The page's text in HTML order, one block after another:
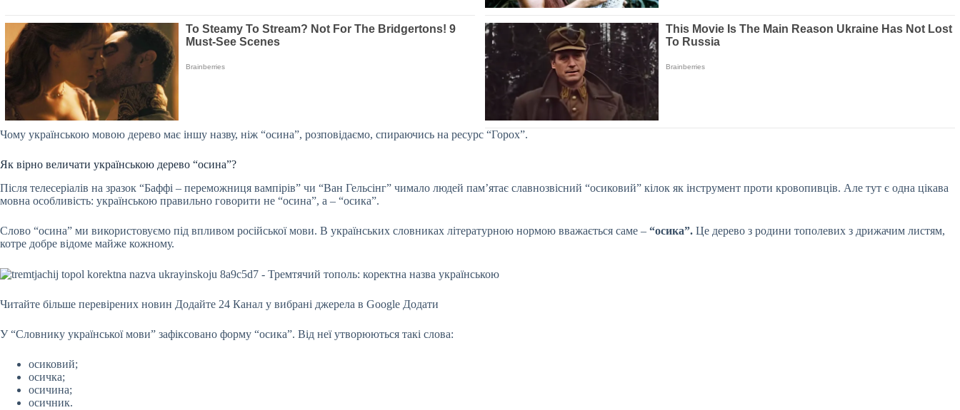
Чому українською мовою дерево має іншу назву, ніж “осина”, розповідаємо, спираючись на ресурс “Горох”.
Як вірно величати українською дерево “осина”?
Після телесеріалів на зразок “Баффі – переможниця вампірів” чи “Ван Гельсінг” чимало людей пам’ятає славнозвісний “осиковий” кілок як інструмент проти кровопивців. Але тут є одна цікава
мовна особливість: українською правильно говорити не “осина”, а – “осика”.
Слово “осина” ми використовуємо під впливом російської мови. В українських словниках літературною нормою вважається саме – “осика”. Це дерево з родини тополевих з дрижачим листям,
котре добре відоме майже кожному.
Читайте більше перевірених новин Додайте 24 Канал у вибрані джерела в Google Додати
У “Словнику української мови” зафіксовано форму “осика”. Від неї утворюються такі слова:
осиковий;
осичка;
осичина;
осичник.